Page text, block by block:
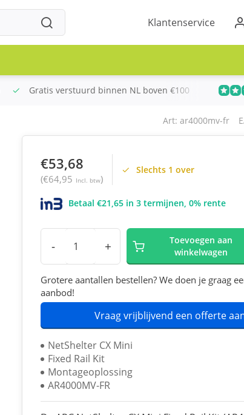
Klantenservice
Gratis verstuurd binnen NL boven €100 Meer
Art: ar4000mv-fr
€53,68
(€64,95 Incl. btw)
Slechts 1 over
Betaal €21,65 in 3 termijnen, 0% rente
- +
Toevoegen aan
winkelwagen
Grotere aantallen bestellen? We doen je graag
aanbod!
Vraag vrijblijvend een offerte
NetShelter CX Mini
Fixed Rail Kit
Montageoplossing
AR4000MV-FR